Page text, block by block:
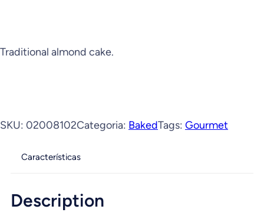
Traditional almond cake.
SKU: 02008102Categoria: BakedTags: Gourmet
Características
Description